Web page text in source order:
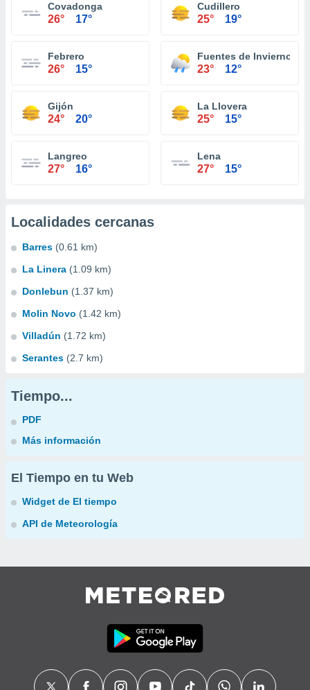
Covadonga
26° 17°
Cudillero
25° 19°
Febrero
26° 15°
Fuentes de Invierno
23° 12°
Gijón
24° 20°
La Llovera
25° 15°
Langreo
27° 16°
Lena
27° 15°
Localidades cercanas
Barres (0.61 km)
La Linera (1.09 km)
Donlebun (1.37 km)
Molin Novo (1.42 km)
Villadún (1.72 km)
Serantes (2.7 km)
Tiempo...
PDF
Más información
El Tiempo en tu Web
Widget de El tiempo
API de Meteorología